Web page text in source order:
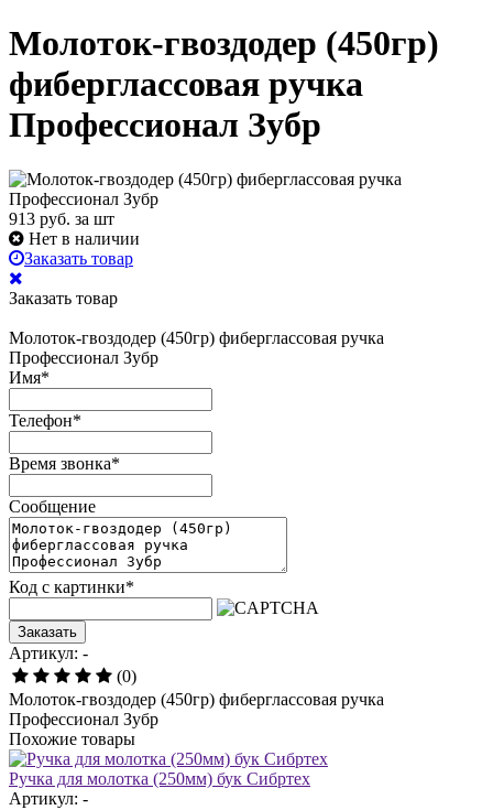
Молоток-гвоздодер (450гр)
фиберглассовая ручка
Профессионал Зубр
913 руб. за шт
Нет в наличии
Заказать товар
Заказать товар
Молоток-гвоздодер (450гр) фиберглассовая ручка
Профессионал Зубр
Имя*
Телефон*
Время звонка*
Сообщение
Код с картинки*
Заказать
Артикул: -
(0)
Молоток-гвоздодер (450гр) фиберглассовая ручка
Профессионал Зубр
Похожие товары
Ручка для молотка (250мм) бук Сибртех
Артикул: -